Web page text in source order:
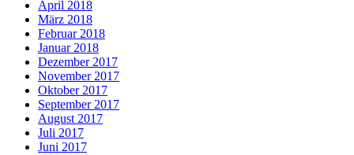
April 2018
März 2018
Februar 2018
Januar 2018
Dezember 2017
November 2017
Oktober 2017
September 2017
August 2017
Juli 2017
Juni 2017